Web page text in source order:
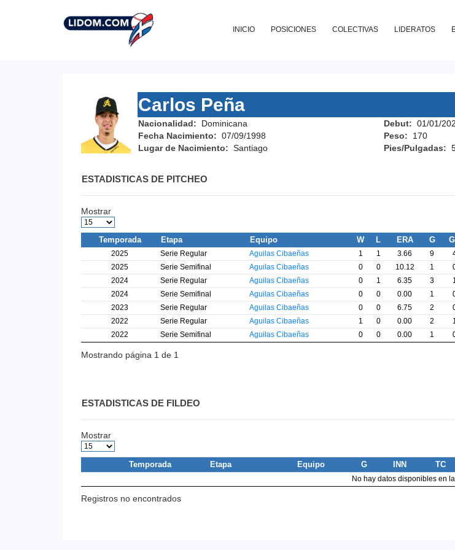
INICIO POSICIONES COLECTIVAS LIDERATOS
Carlos Peña
Nacionalidad: Dominicana Debut: 01/01/
Fecha Nacimiento: 07/09/1998 Peso: 170
Lugar de Nacimiento: Santiago Pies/Pulgadas:
ESTADISTICAS DE PITCHEO
Mostrar
Temporada Etapa Equipo W L ERA G
2025 Serie Regular Aguilas Cibaeñas 1 1 3.66 9
2025
Serie Semifinal Aguilas Cibaeñas 0 0 10.12 1
2024
Serie Regular Aguilas Cibaeñas 0 1 6.35 3
2024
Serie Semifinal Aguilas Cibaeñas 0 0 0.00 1
2023
Serie Regular Aguilas Cibaeñas 0 0 6.75 2
2022
Serie Regular Aguilas Cibaeñas 1 0 0.00 2
2022
Serie Semifinal Aguilas Cibaeñas 0 0 0.00 1
Mostrando página 1 de 1
ESTADISTICAS DE FILDEO
Mostrar
Temporada Etapa Equipo G INN TC
No hay datos disponibles en
Registros no encontrados